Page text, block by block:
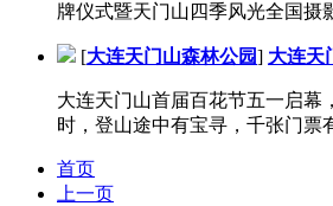
牌仪式暨天门山四季风光全国摄
[大连天门山森林公园] 大连天
大连天门山首届百花节五一启幕
时，登山途中有宝寻，千张门票
首页
上一页